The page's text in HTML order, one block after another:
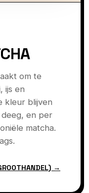
om te
ijs en
kleur blijven
en per
matcha.
→